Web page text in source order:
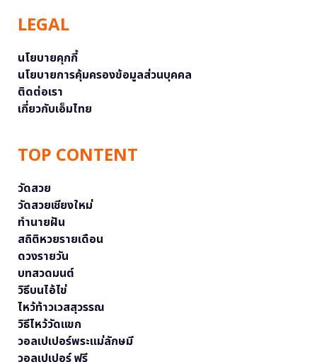
LEGAL
นโยบายคุกกี้
นโยบายการคุ้มครองข้อมูลส่วนบุคคล
ติดต่อเรา
เกี่ยวกับเอ็มไทย
TOP CONTENT
วัดสวย
วัดสวยเชียงใหม่
ทำนายฝัน
สถิติหวยรายเดือน
ดวงรายวัน
บทสวดมนต์
วิธีบนไอ้ไข่
ไหว้ท้าวเวสสุวรรณ
วิธีไหว้วัดแขก
วอลเปเปอร์พระแม่ลักษมี
วอลเปเปอร์ ฟรี